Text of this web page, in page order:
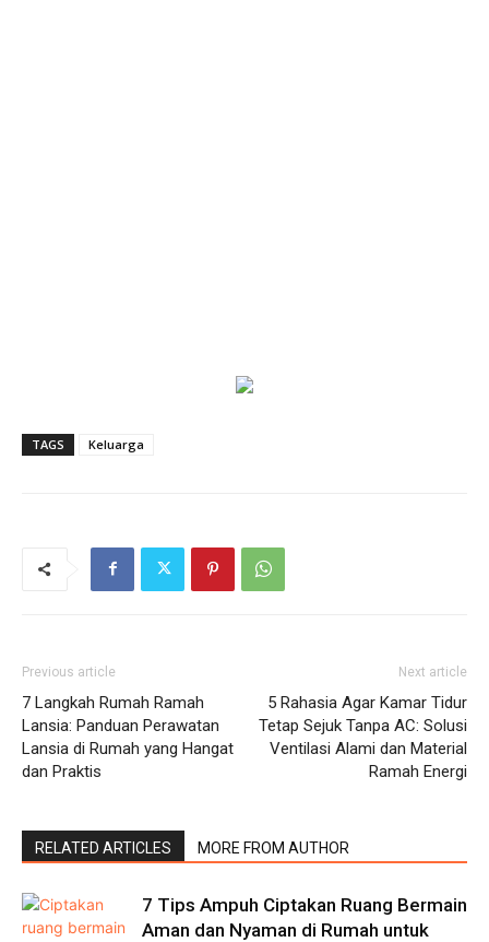
TAGS Keluarga
Previous article
7 Langkah Rumah Ramah
Lansia: Panduan Perawatan
Lansia di Rumah yang Hangat
dan Praktis
Next article
5 Rahasia Agar Kamar Tidur
Tetap Sejuk Tanpa AC: Solusi
Ventilasi Alami dan Material
Ramah Energi
RELATED ARTICLES MORE FROM AUTHOR
7 Tips Ampuh Ciptakan Ruang Bermain
Aman dan Nyaman di Rumah untuk